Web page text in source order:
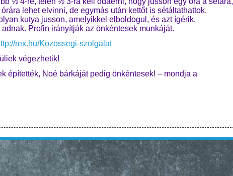
lehet elvinni, de egymás után kettőt is sétáltathattok.
kutya jusson, amelyikkel elboldogul, és azt ígérik,
Profin irányítják az önkéntesek munkáját.
rex.hu/Kozossegi-szolgalat
végezhetik!
építették, Noé bárkáját pedig önkéntesek! – mondja a